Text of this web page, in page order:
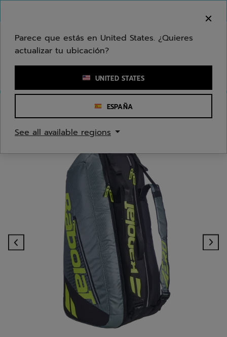
Ingresar una palabra clave o un número de artículo
Parece que estás en United States. ¿Quieres
actualizar tu ubicación?
UNITED STATES
ESPAÑA
See all available regions